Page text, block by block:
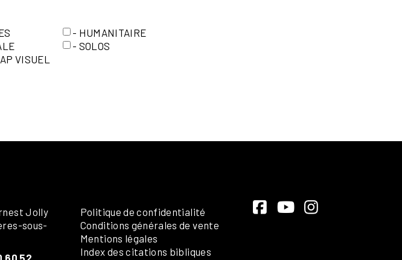
VISUEL
- HUMANITAIRE
- SOLOS
Jolly
sous-
Politique de confidentialité
Conditions générales de vente
Mentions légales
Index des citations bibliques